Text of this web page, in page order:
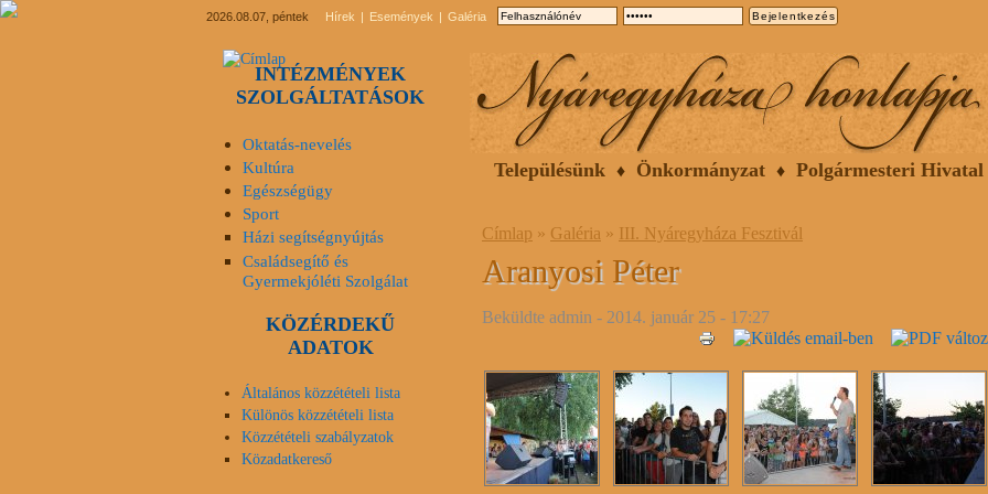
2026.08.07, péntek Hírek Események Galéria
Településünk Önkormányzat Polgármesteri Hivatal
Címlap » Galéria » III. Nyáregyháza Fesztivál
Aranyosi Péter
Beküldte admin - 2014. január 25 - 17:27
INTÉZMÉNYEK
SZOLGÁLTATÁSOK
Oktatás-nevelés
Kultúra
Egészségügy
Sport
Házi segítségnyújtás
Családsegítő és
Gyermekjóléti Szolgálat
KÖZÉRDEKŰ
ADATOK
Általános közzétételi lista
Különös közzétételi lista
Közzétételi szabályzatok
Közadatkereső